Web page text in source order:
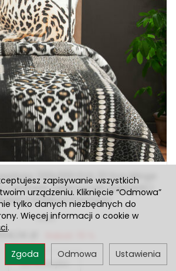
220x200 EVA 22 Eva Minge
z wzorem zwierzęcym panterki i
z kolekcji Premium
Jest
zł
Do koszyka
zapisywanie wszystkich
urządzeniu. Kliknięcie “Odmowa”
tylko danych niezbędnych do
Więcej informacji o cookie w
.
Ustawienia
Odmowa
Zgoda